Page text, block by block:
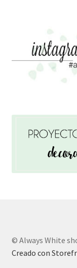
© Always White
Creado con